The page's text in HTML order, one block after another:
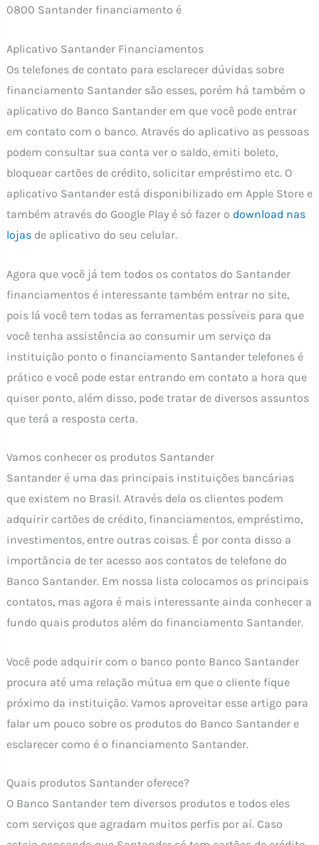
0800 Santander financiamento é
Aplicativo Santander Financiamentos
Os telefones de contato para esclarecer dúvidas sobre
financiamento Santander são esses, porém há também o
aplicativo do Banco Santander em que você pode entrar
em contato com o banco. Através do aplicativo as pessoas
podem consultar sua conta ver o saldo, emiti boleto,
bloquear cartões de crédito, solicitar empréstimo etc. O
aplicativo Santander está disponibilizado em Apple Store e
também através do Google Play é só fazer o download nas
lojasde aplicativo do seu celular.
Agora que você já tem todos os contatos do Santander
financiamentos é interessante também entrar no site,
pois lá você tem todas as ferramentas possíveis para que
você tenha assistência ao consumir um serviço da
instituição ponto o financiamento Santander telefones é
prático e você pode estar entrando em contato a hora que
quiser ponto, além disso, pode tratar de diversos assuntos
que terá a resposta certa.
Vamos conhecer os produtos Santander
Santander é uma das principais instituições bancárias
que existem no Brasil. Através dela os clientes podem
adquirir cartões de crédito, financiamentos, empréstimo,
investimentos, entre outras coisas. É por conta disso a
importância de ter acesso aos contatos de telefone do
Banco Santander. Em nossa lista colocamos os principais
contatos, mas agora é mais interessante ainda conhecer a
fundo quais produtos além do financiamento Santander.
Você pode adquirir com o banco ponto Banco Santander
procura até uma relação mútua em que o cliente fique
próximo da instituição. Vamos aproveitar esse artigo para
falar um pouco sobre os produtos do Banco Santander e
esclarecer como é o financiamento Santander.
Quais produtos Santander oferece?
O Banco Santander tem diversos produtos e todos eles
com serviços que agradam muitos perfis por aí. Caso